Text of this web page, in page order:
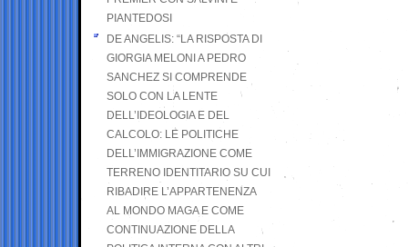
PIANTEDOSI
DE ANGELIS: “LA RISPOSTA DI
GIORGIA MELONI A PEDRO
SANCHEZ SI COMPRENDE
SOLO CON LA LENTE
DELL’IDEOLOGIA E DEL
CALCOLO: LE POLITICHE
DELL’IMMIGRAZIONE COME
TERRENO IDENTITARIO SU CUI
RIBADIRE L’APPARTENENZA
AL MONDO MAGA E COME
CONTINUAZIONE DELLA